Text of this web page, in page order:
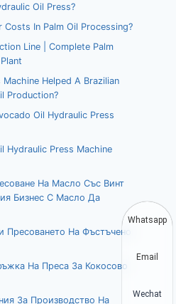
Oil Press?
Costs In Palm Oil Processing?
Line | Complete Palm
Helped A Brazilian
Production?
Oil Hydraulic Press
Hydraulic Press Machine
На Масло Със Винт
Бизнес С Масло Да
На Фъстъчено
На Преса За Кокосово
За Производство На
Whatsapp
Email
Wechat